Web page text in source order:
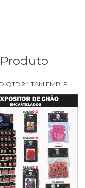
QTD 24 TAM.EMB. P